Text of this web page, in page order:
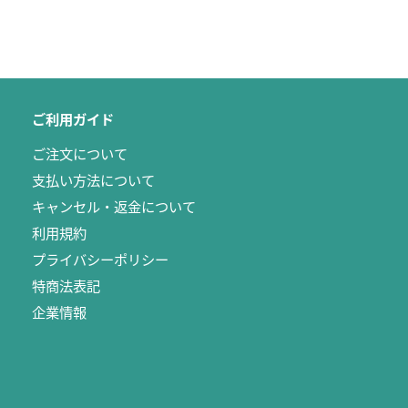
ご利用ガイド
ご注文について
支払い方法について
キャンセル・返金について
利用規約
プライバシーポリシー
特商法表記
企業情報